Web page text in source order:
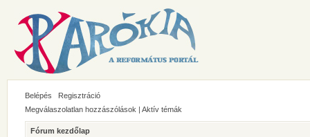
Belépés
Regisztráció
Megválaszolatlan hozzászólások | Aktív témák
Fórum kezdőlap